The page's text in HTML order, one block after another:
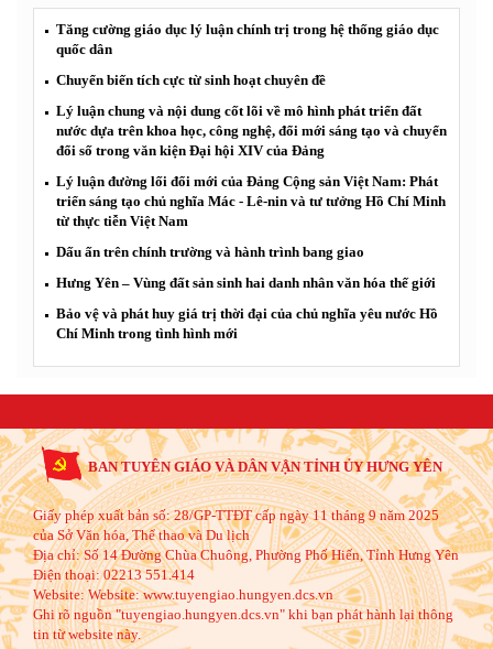
Tăng cường giáo dục lý luận chính trị trong hệ thống giáo dục
quốc dân
Chuyển biến tích cực từ sinh hoạt chuyên đề
Lý luận chung và nội dung cốt lõi về mô hình phát triển đất
nước dựa trên khoa học, công nghệ, đổi mới sáng tạo và chuyển
đổi số trong văn kiện Đại hội XIV của Đảng
Lý luận đường lối đổi mới của Đảng Cộng sản Việt Nam: Phát
triển sáng tạo chủ nghĩa Mác - Lê-nin và tư tưởng Hồ Chí Minh
từ thực tiễn Việt Nam
Dấu ấn trên chính trường và hành trình bang giao
Hưng Yên – Vùng đất sản sinh hai danh nhân văn hóa thế giới
Bảo vệ và phát huy giá trị thời đại của chủ nghĩa yêu nước Hồ
Chí Minh trong tình hình mới
BAN TUYÊN GIÁO VÀ DÂN VẬN TỈNH ỦY HƯNG YÊN
Giấy phép xuất bản số: 28/GP-TTĐT cấp ngày 11 tháng 9 năm 2025
của Sở Văn hóa, Thể thao và Du lịch
Địa chỉ:Số 14 Đường Chùa Chuông, Phường Phố Hiến, Tỉnh Hưng Yên
Điện thoại:02213 551.414
Website:Website: www.tuyengiao.hungyen.dcs.vn
Ghi rõ nguồn "tuyengiao.hungyen.dcs.vn" khi bạn phát hành lại thông
tin từ website này.